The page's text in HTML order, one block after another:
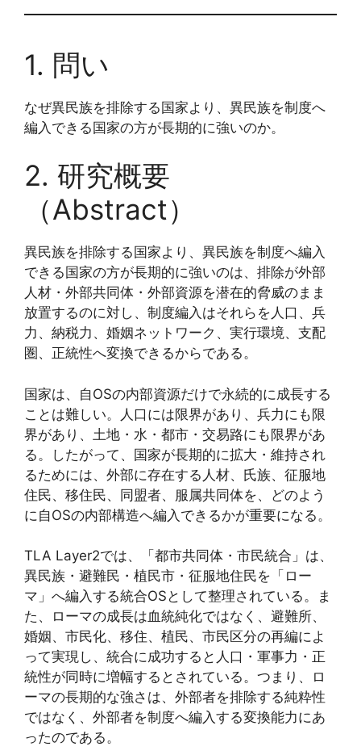
1. 問い
なぜ異民族を排除する国家より、異民族を制度へ
編入できる国家の方が長期的に強いのか。
2. 研究概要
（Abstract）
異民族を排除する国家より、異民族を制度へ編入
できる国家の方が長期的に強いのは、排除が外部
人材・外部共同体・外部資源を潜在的脅威のまま
放置するのに対し、制度編入はそれらを人口、兵
力、納税力、婚姻ネットワーク、実行環境、支配
圏、正統性へ変換できるからである。
国家は、自OSの内部資源だけで永続的に成長する
ことは難しい。人口には限界があり、兵力にも限
界があり、土地・水・都市・交易路にも限界があ
る。したがって、国家が長期的に拡大・維持され
るためには、外部に存在する人材、氏族、征服地
住民、移住民、同盟者、服属共同体を、どのよう
に自OSの内部構造へ編入できるかが重要になる。
TLA Layer2では、「都市共同体・市民統合」は、
異民族・避難民・植民市・征服地住民を「ロー
マ」へ編入する統合OSとして整理されている。ま
た、ローマの成長は血統純化ではなく、避難所、
婚姻、市民化、移住、植民、市民区分の再編によ
って実現し、統合に成功すると人口・軍事力・正
統性が同時に増幅するとされている。つまり、ロ
ーマの長期的な強さは、外部者を排除する純粋性
ではなく、外部者を制度へ編入する変換能力にあ
ったのである。